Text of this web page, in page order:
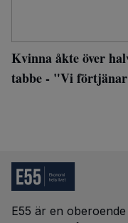
Kvinna åkte över
tabbe - "Vi
E55 är en